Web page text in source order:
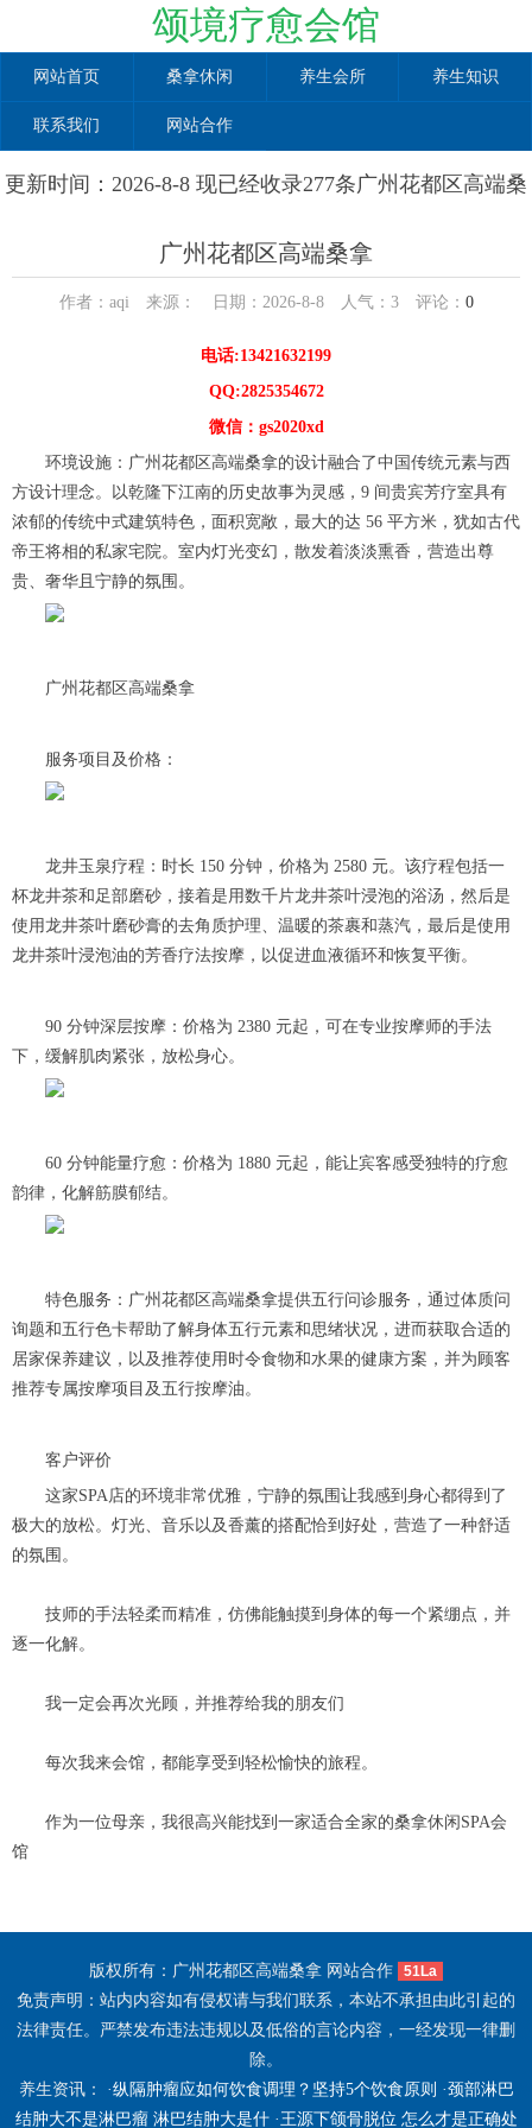
颂境疗愈会馆
网站首页 桑拿休闲 养生会所 养生知识
联系我们 网站合作
更新时间：2026-8-8 现已经收录277条广州花都区高端桑
广州花都区高端桑拿
作者：aqi 来源： 日期：2026-8-8 人气： 3评论： 0
电话:13421632199
QQ:2825354672
微信：gs2020xd
环境设施：广州花都区高端桑拿的设计融合了中国传统元素与西
方设计理念。以乾隆下江南的历史故事为灵感，9 间贵宾芳疗室具有
浓郁的传统中式建筑特色，面积宽敞，最大的达 56 平方米，犹如古代
帝王将相的私家宅院。室内灯光变幻，散发着淡淡熏香，营造出尊
贵、奢华且宁静的氛围。
广州花都区高端桑拿
服务项目及价格：
龙井玉泉疗程：时长 150 分钟，价格为 2580 元。该疗程包括一
杯龙井茶和足部磨砂，接着是用数千片龙井茶叶浸泡的浴汤，然后是
使用龙井茶叶磨砂膏的去角质护理、温暖的茶裹和蒸汽，最后是使用
龙井茶叶浸泡油的芳香疗法按摩，以促进血液循环和恢复平衡。
90 分钟深层按摩：价格为 2380 元起，可在专业按摩师的手法
下，缓解肌肉紧张，放松身心。
60 分钟能量疗愈：价格为 1880 元起，能让宾客感受独特的疗愈
韵律，化解筋膜郁结。
特色服务：广州花都区高端桑拿提供五行问诊服务，通过体质问
询题和五行色卡帮助了解身体五行元素和思绪状况，进而获取合适的
居家保养建议，以及推荐使用时令食物和水果的健康方案，并为顾客
推荐专属按摩项目及五行按摩油。
客户评价
这家SPA店的环境非常优雅，宁静的氛围让我感到身心都得到了
极大的放松。灯光、音乐以及香薰的搭配恰到好处，营造了一种舒适
的氛围。
技师的手法轻柔而精准，仿佛能触摸到身体的每一个紧绷点，并
逐一化解。
我一定会再次光顾，并推荐给我的朋友们
每次我来会馆，都能享受到轻松愉快的旅程。
作为一位母亲，我很高兴能找到一家适合全家的桑拿休闲SPA会
馆
版权所有：广州花都区高端桑拿 网站合作 51La
免责声明：站内内容如有侵权请与我们联系，本站不承担由此引起的
法律责任。严禁发布违法违规以及低俗的言论内容，一经发现一律删
除。
养生资讯： ·纵隔肿瘤应如何饮食调理？坚持5个饮食原则 ·颈部淋巴
结肿大不是淋巴瘤 淋巴结肿大是什·王源下颌骨脱位 怎么才是正确处